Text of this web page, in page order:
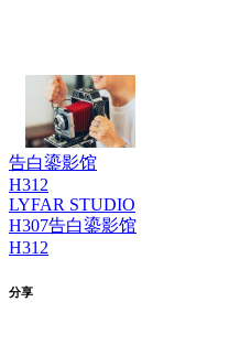
告白鎏影馆
H312
LYFAR STUDIO
H307告白鎏影馆
H312
分享